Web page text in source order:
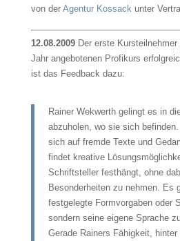
von der Agentur Kossack unter
12.08.2009Der erste Kursteilnehmer
Jahr angebotenen Profikurs
ist das Feedback dazu:
Rainer Wekwerth gelingt es in
abzuholen, wo sie sich
sich auf fremde Texte und
findet kreative
Schriftsteller festhängt, ohne
Besonderheiten zu nehmen. Es
festgelegte Formvorgaben oder
sondern seine eigene Sprache
Gerade Rainers Fähigkeit,